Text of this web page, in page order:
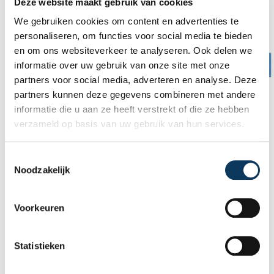
We gebruiken cookies om content en advertenties te
personaliseren, om functies voor social media te bieden
en om ons websiteverkeer te analyseren. Ook delen we
informatie over uw gebruik van onze site met onze
partners voor social media, adverteren en analyse. Deze
partners kunnen deze gegevens combineren met andere
informatie die u aan ze heeft verstrekt of die ze hebben
verzameld op basis van uw gebruik van hun services.
Noodzakelijk
Voorkeuren
Statistieken
keuring.
bouwkundige keuring?